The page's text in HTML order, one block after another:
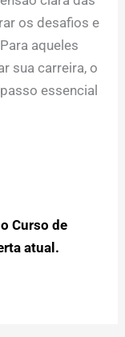
os desafios e
aqueles
sua carreira, o
essencial
Curso de
atual.